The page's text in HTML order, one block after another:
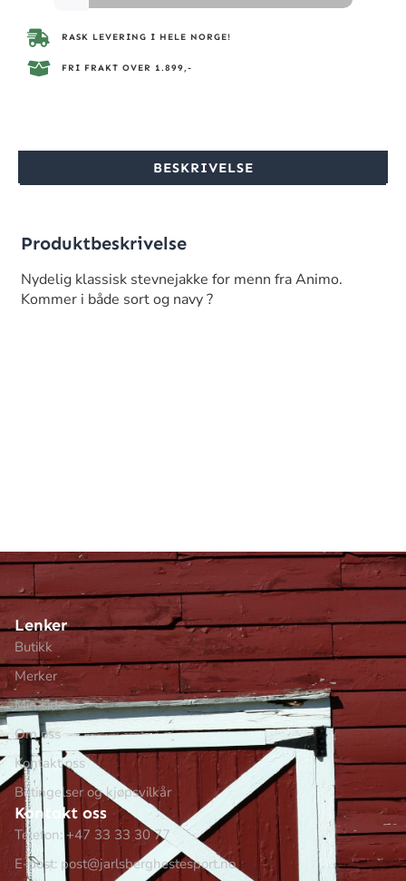
RASK LEVERING I HELE NORGE!
FRI FRAKT OVER 1.899,-
BESKRIVELSE
Produktbeskrivelse
Nydelig klassisk stevnejakke for menn fra Animo.
Kommer i både sort og navy ?
Lenker
Butikk
Merker
Min side
Om oss
Kontakt oss
Betingelser og kjøpsvilkår
Kontakt oss
Telefon: +47 33 33 30 77
E-post: post@jarlsberghestesport.no